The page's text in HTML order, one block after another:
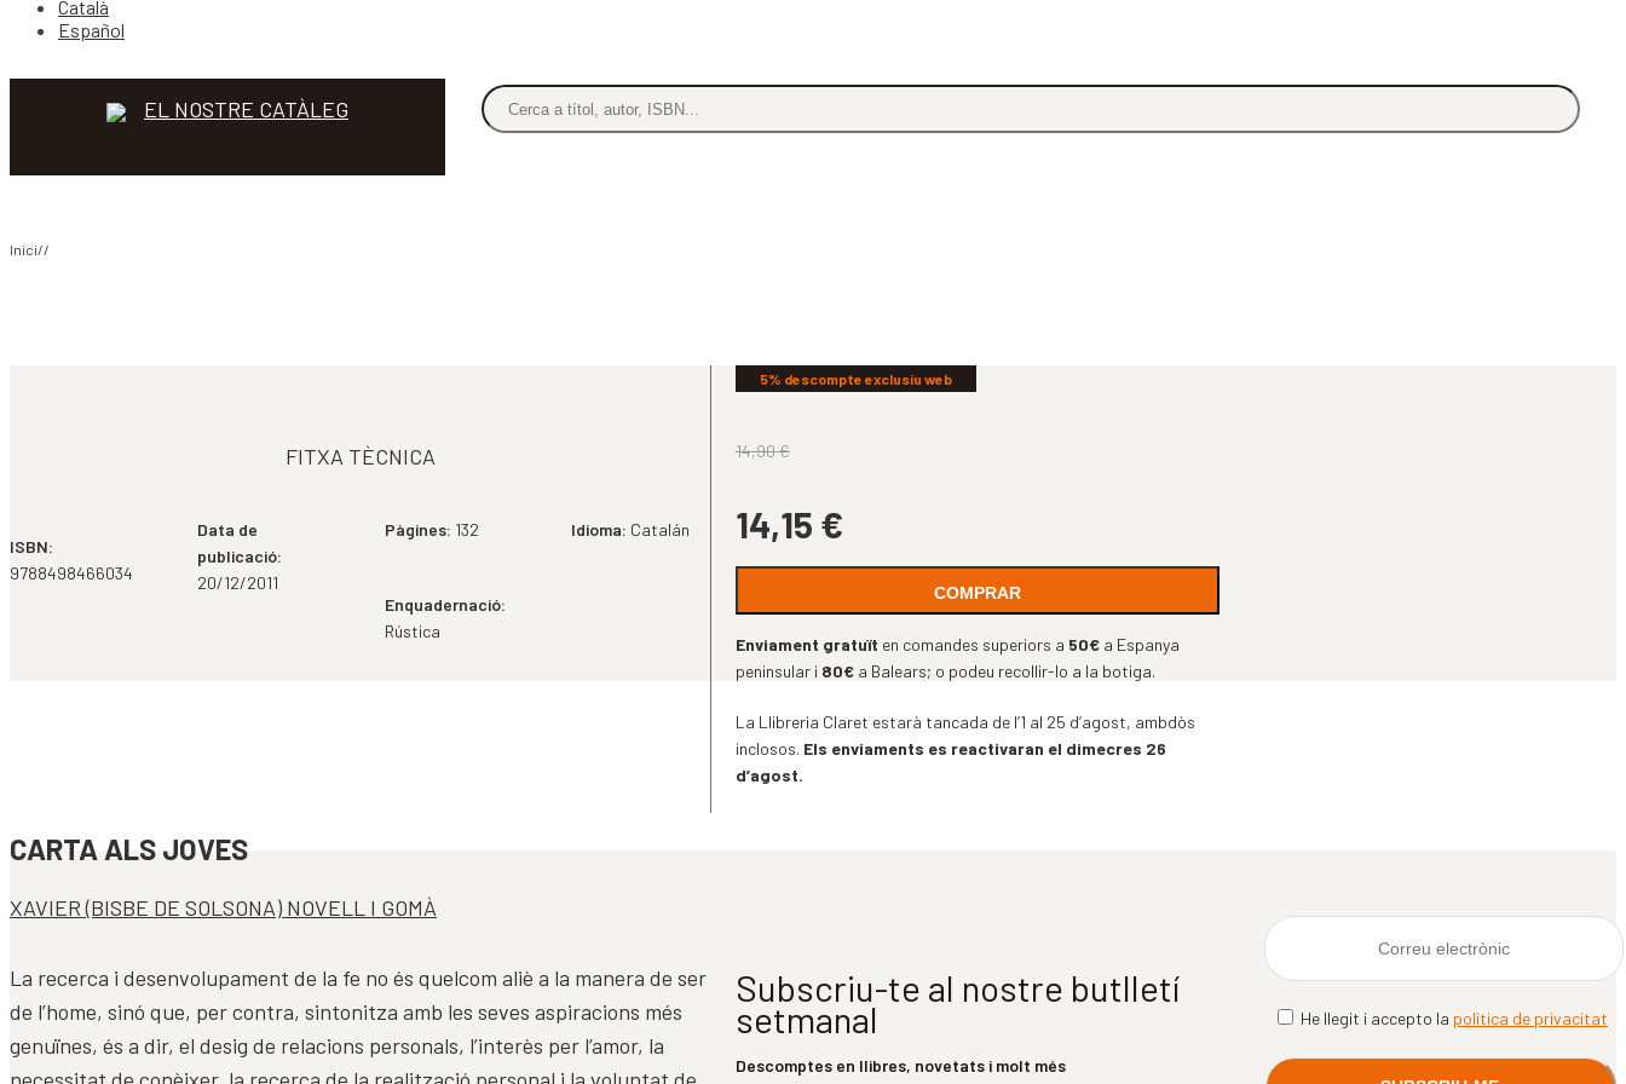
Català
Español
EL NOSTRE CATÀLEG
Inici//
5% descompte exclusiu web
14,90€
14,15 €
COMPRAR
Enviament gratuït en comandes superiors a 50€ a Espanya
peninsular i 80€ a Balears; o podeu recollir-lo a la botiga.
La Llibreria Claret estarà tancada de l’1 al 25 d’agost, ambdòs
inclosos. Els enviaments es reactivaran el dimecres 26
d’agost.
CARTA ALS JOVES
XAVIER (BISBE DE SOLSONA) NOVELL I GOMÀ
La recerca i desenvolupament de la fe no és quelcom aliè a la manera de ser
de l’home, sinó que, per contra, sintonitza amb les seves aspiracions més
genuïnes, és a dir, el desig de relacions personals, l’interès per l’amor, la
FITXA TÈCNICA
ISBN:
9788498466034
Data de
publicació:
20/12/2011
Pàgines: 132
Enquadernació:
Rústica
Idioma: Catalán
Subscriu-te al nostre butlletí
setmanal
Descomptes en llibres, novetats i molt més
He llegit i accepto la política de privacitat